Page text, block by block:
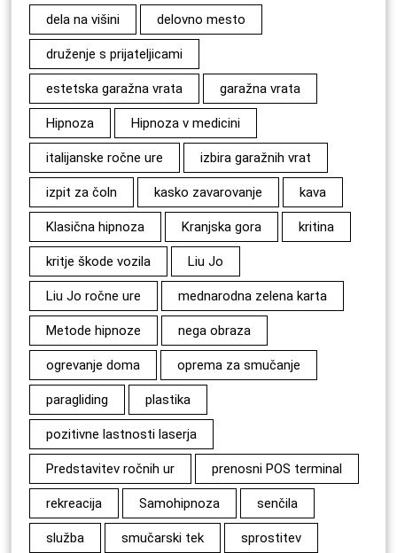
dela na višini delovno mesto
druženje s prijateljicami
estetska garažna vrata garažna vrata
Hipnoza Hipnoza v medicini
italijanske ročne ure izbira garažnih vrat
izpit za čoln kasko zavarovanje kava
Klasična hipnoza Kranjska gora kritina
kritje škode vozila Liu Jo
Liu Jo ročne ure mednarodna zelena karta
Metode hipnoze nega obraza
ogrevanje doma oprema za smučanje
paragliding plastika
pozitivne lastnosti laserja
Predstavitev ročnih ur prenosni POS terminal
rekreacija Samohipnoza senčila
služba smučarski tek sprostitev